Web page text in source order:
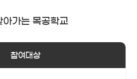
가는 목공학교
참여대상